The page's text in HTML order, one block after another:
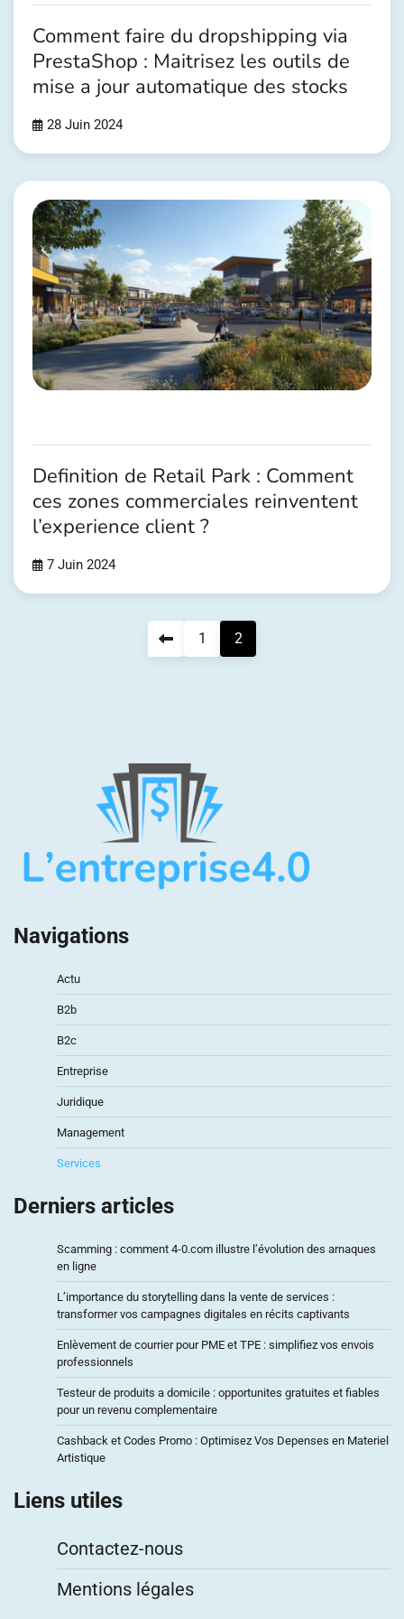
Comment faire du dropshipping via
PrestaShop : Maitrisez les outils de
mise a jour automatique des stocks
28 Juin 2024
Definition de Retail Park : Comment
ces zones commerciales reinventent
l’experience client ?
7 Juin 2024
1 2
Navigations
Actu
B2b
B2c
Entreprise
Juridique
Management
Services
Derniers articles
Scamming : comment 4-0.com illustre l’évolution des arnaques
en ligne
L’importance du storytelling dans la vente de services :
transformer vos campagnes digitales en récits captivants
Enlèvement de courrier pour PME et TPE : simplifiez vos envois
professionnels
Testeur de produits a domicile : opportunites gratuites et fiables
pour un revenu complementaire
Cashback et Codes Promo : Optimisez Vos Depenses en Materiel
Artistique
Liens utiles
Contactez-nous
Mentions légales